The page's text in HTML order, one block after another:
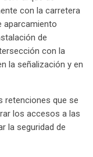
con la carretera
aparcamiento
de
con la
la señalización y en
retenciones que se
los accesos a las
la seguridad de